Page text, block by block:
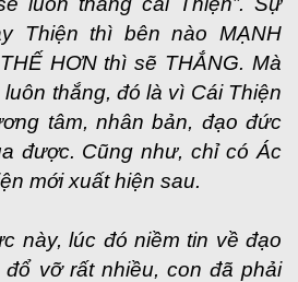
Thiện thì bên nào MẠNH
HƠN thì sẽ THẮNG. Mà
thắng, đó là vì Cái Thiện
tâm, nhân bản, đạo đức
được. Cũng như, chỉ có Ác
mới xuất hiện sau.
này, lúc đó niềm tin về đạo
vỡ rất nhiều, con đã phải